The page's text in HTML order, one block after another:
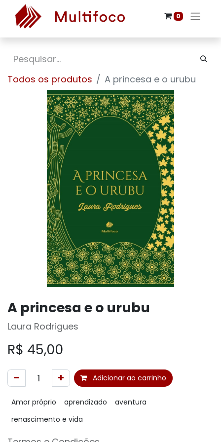
0
Todos os produtos A princesa e o urubu
A princesa e o urubu
Laura Rodrigues
R$ 45,00
Adicionar ao carrinho
Amor próprio aprendizado
aventura
renascimento e vida